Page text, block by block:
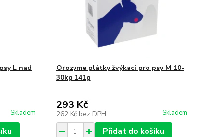
L nad
Skladem
Orozyme plátky žvýkací pro psy M 10-
30kg 141g
293 Kč
262 Kč bez DPH Skladem
Přidat do košíku